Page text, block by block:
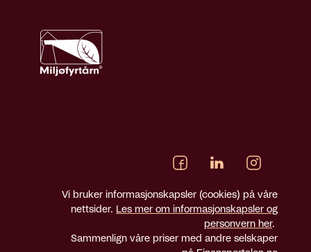
Vi bruker informasjonskapsler (cookies) på våre
nettsider. Les mer om informasjonskapsler og
personvern her.
Sammenlign våre priser med andre selskaper